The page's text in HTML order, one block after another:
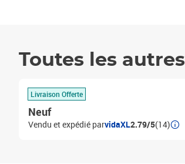
Toutes les
Livraison Offerte
Neuf
Vendu et expédié parvidaXL2.79/5(14)